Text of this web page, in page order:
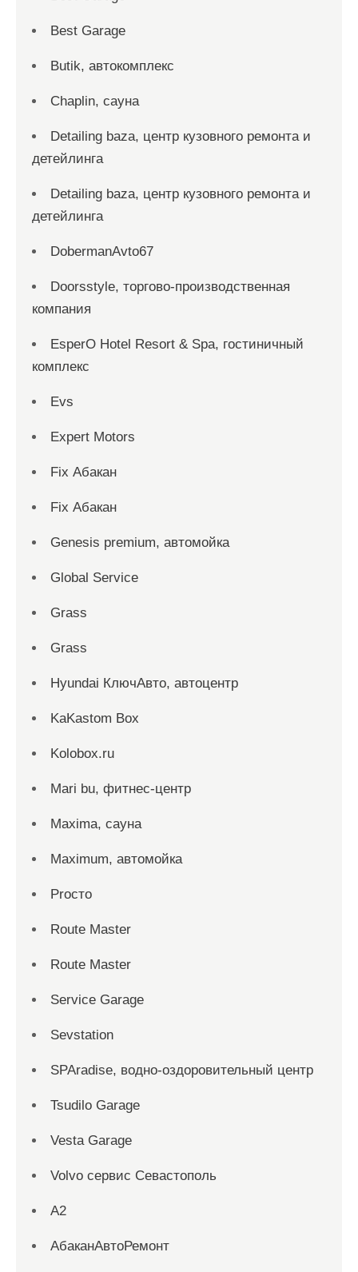
Best Garage
Butik, автокомплекс
Chaplin, сауна
Detailing baza, центр кузовного ремонта и
детейлинга
Detailing baza, центр кузовного ремонта и
детейлинга
DobermanAvto67
Doorsstyle, торгово-производственная
компания
EsperO Hotel Resort & Spa, гостиничный
комплекс
Evs
Expert Motors
Fix Абакан
Fix Абакан
Genesis premium, автомойка
Global Service
Grass
Grass
Hyundai КлючАвто, автоцентр
KaKastom Box
Kolobox.ru
Mari bu, фитнес-центр
Maxima, сауна
Maximum, автомойка
Proсто
Route Master
Route Master
Service Garage
Sevstation
SPAradise, водно-оздоровительный центр
Tsudilo Garage
Vesta Garage
Volvo сервис Севастополь
А2
АбаканАвтоРемонт